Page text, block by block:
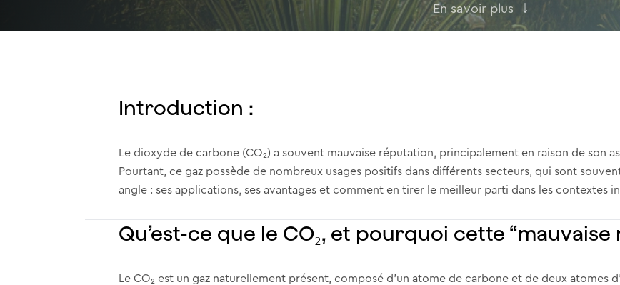
En savoir plus
Introduction :
Le dioxyde de carbone (CO₂) a souvent mauvaise réputation, principalement en raison de son
Pourtant, ce gaz possède de nombreux usages positifs dans différents secteurs, qui sont
angle : ses applications, ses avantages et comment en tirer le meilleur parti dans les contextes
Qu’est-ce que le CO₂, et pourquoi cette
Le CO₂ est un gaz naturellement présent, composé d’un atome de carbone et de deux atomes